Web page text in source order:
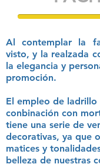
Al contemplar la
visto, y la realzada
la elegancia y
promoción.
El empleo de ladrillo
conbinación con
tiene una serie de
decorativas, ya que
matices y
belleza de nuestras